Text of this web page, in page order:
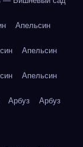
Апельсин
Апельсин
Апельсин
Арбуз Арбуз